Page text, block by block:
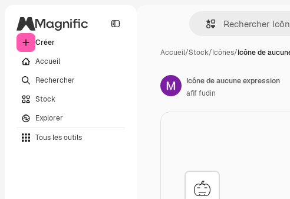
Créer
Accueil
Rechercher
Stock
Explorer
Tous les outils
Accueil/Stock/Icônes/Icône de
Icône de aucune expression
afif fudin